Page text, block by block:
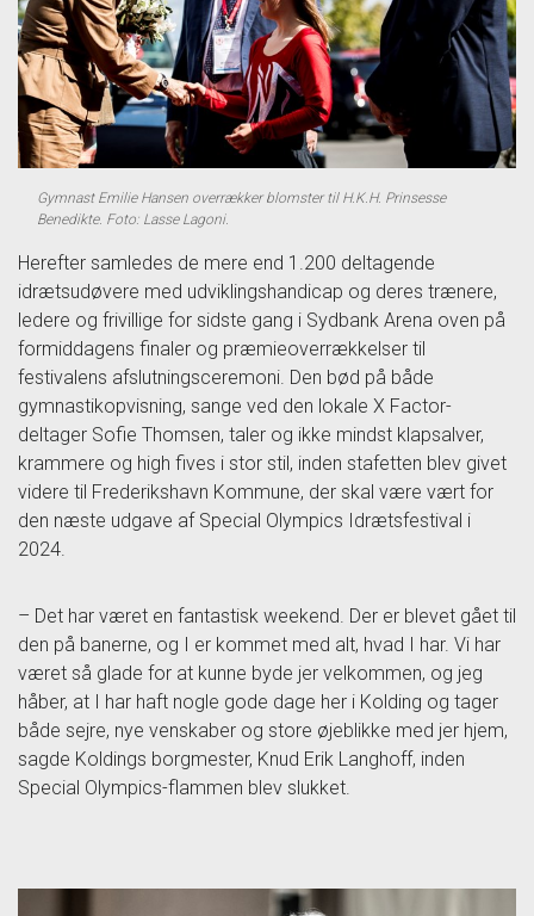
Gymnast Emilie Hansen overrækker blomster til H.K.H. Prinsesse
Benedikte. Foto: Lasse Lagoni.
Herefter samledes de mere end 1.200 deltagende
idrætsudøvere med udviklingshandicap og deres trænere,
ledere og frivillige for sidste gang i Sydbank Arena oven på
formiddagens finaler og præmieoverrækkelser til
festivalens afslutningsceremoni. Den bød på både
gymnastikopvisning, sange ved den lokale X Factor-
deltager Sofie Thomsen, taler og ikke mindst klapsalver,
krammere og high fives i stor stil, inden stafetten blev givet
videre til Frederikshavn Kommune, der skal være vært for
den næste udgave af Special Olympics Idrætsfestival i
2024.
– Det har været en fantastisk weekend. Der er blevet gået til
den på banerne, og I er kommet med alt, hvad I har. Vi har
været så glade for at kunne byde jer velkommen, og jeg
håber, at I har haft nogle gode dage her i Kolding og tager
både sejre, nye venskaber og store øjeblikke med jer hjem,
sagde Koldings borgmester, Knud Erik Langhoff, inden
Special Olympics-flammen blev slukket.